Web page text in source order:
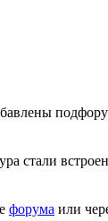
стали
форума или